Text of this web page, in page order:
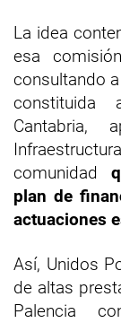
La idea
esa
consultando
constituida
Cantabria,
comunidad
plan de
actuaciones
Así, Unidos
de altas
Palencia